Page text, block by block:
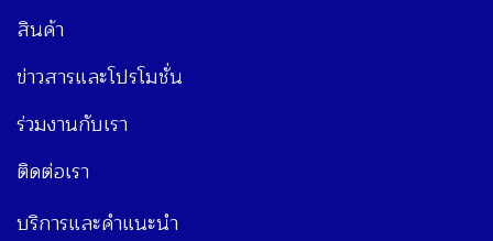
สินค้า
ข่าวสารและโปรโมชั่น
ร่วมงานกับเรา
ติดต่อเรา
บริการและคำแนะนำ